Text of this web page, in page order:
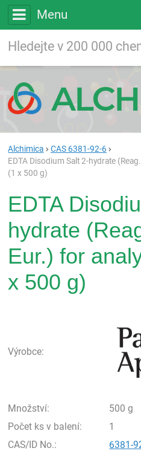
Menu
Vyhledávání
Alchimica
CAS 6381-92-6
EDTA Disodium Salt 2-hydrate
(1 x 500 g)
EDTA
hydrate
Eur.) for
x 500 g)
Výrobce:
Množství:
500 g
Počet ks v balení:
1
CAS/ID No.:
6381-